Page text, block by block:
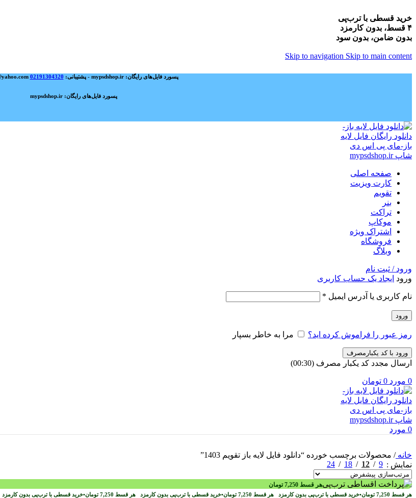
خرید قسطی با ترب‌پی
۴ قسط، بدون کارمزد
بدون ضامن، بدون سود
Skip to navigation Skip to main content
پسورد فایل‌های رایگان: mypsdshop.ir - پشتیبانی: arshiya_ag@yahoo.com 02191304320
پسورد فایل‌های رایگان: mypsdshop.ir
صفحه اصلی
کارت ویزیت
تقویم
بنر
تراکت
موکاپ
اشتراک ویژه
فروشگاه
وبلاگ
ورود / ثبت نام
ورود ایجاد یک حساب کاربری
نام کاربری یا آدرس ایمیل *
ورود
رمز عبور را فراموش کرده اید؟ مرا به خاطر بسپار
ورود با کد یکبارمصرف
ارسال مجدد کد یکبار مصرف (00:
30
)
0 مورد 0 تومان
0 مورد
خانه/ محصولات برچسب خورده “دانلود فایل لایه باز تقویم 1403”
نمایش
9
12
18
24
هر قسط 7,250 تومان
هر قسط 7,250 تومان•خرید قسطی با ترب‌پی بدون کارمزد هر قسط 7,250 تومان•خرید قسطی با ترب‌پی بدون کارمزد هر قسط 7,250 تومان•خرید قسطی با ترب‌پی بدون کارمزد